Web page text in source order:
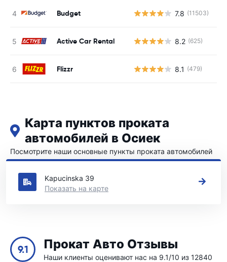
Budget 7.8 (11503)
Active Car Rental 8.2 (625)
Flizzr 8.1 (479)
Карта пунктов проката
автомобилей в Осиек
Посмотрите наши основные пункты проката автомобилей
в Осиек
Kapucinska 39
Показать на карте
9.1 Прокат Авто Отзывы
Наши клиенты оценивают нас на 9.1/10 из 12840